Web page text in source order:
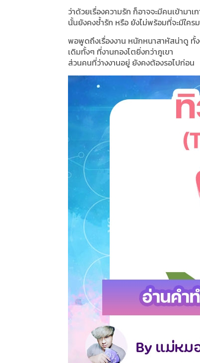
ว่าด้วยเรื่องความรัก ก็อาจจะมีคนเข้ามา
นั้นยังคงช้ำรัก หรือ ยังไม่พร้อมที่จะมีใคร
พอพูดถึงเรื่องงาน หนักหนาสาหัสน่าดู ทั้
เดิมทั้งๆ ที่งานกองโตยิ่งกว่าภูเขา
ส่วนคนที่ว่างงานอยู่ ยังคงต้องรอไปก่อน